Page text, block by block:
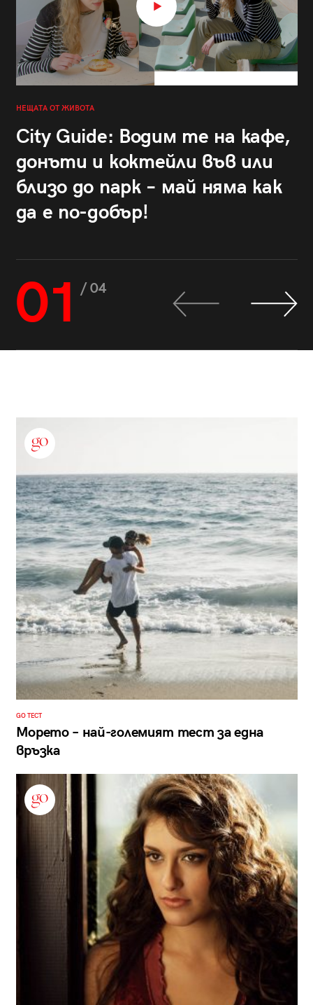
НЕЩАТА ОТ ЖИВОТА
City Guide: Водим те на кафе,
донъти и коктейли във или
близо до парк – май няма как
да е по-добър!
01 / 04
GO ТЕСТ
Морето – най-големият тест за една
връзка